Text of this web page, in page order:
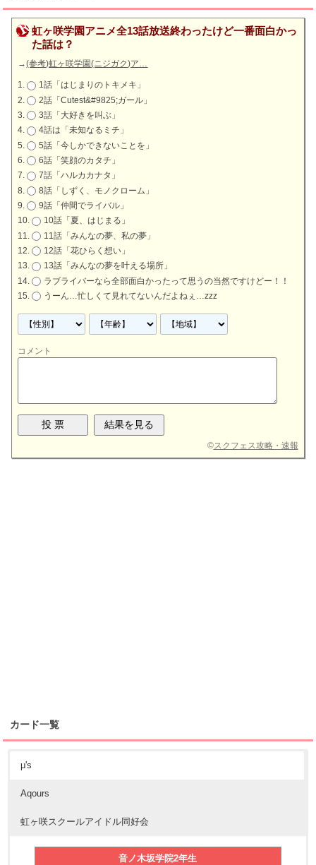
虹ヶ咲学園アニメ全13話放送終わったけど一番面白かっ
た話は？
→(参考)虹ヶ咲学園(ニジガク)ア…
1話「はじまりのトキメキ」
2話「Cutest&#9825;ガール」
3話「大好きを叫ぶ」
4話は「未知なるミチ」
5話「今しかできないことを」
6話「笑顔のカタチ」
7話「ハルカカナタ」
8話「しずく、モノクローム」
9話「仲間でライバル」
10話「夏、はじまる」
11話「みんなの夢、私の夢」
12話「花ひらく想い」
13話「みんなの夢を叶える場所」
ラブライバーなら全部面白かったって思うの当然ですけどー！！
うーん…忙しくて見れてないんだよねぇ…zzz
コメント
©スクフェス攻略・速報
カード一覧
μ's
Aqours
虹ヶ咲スクールアイドル同好会
音ノ木坂学院2年生